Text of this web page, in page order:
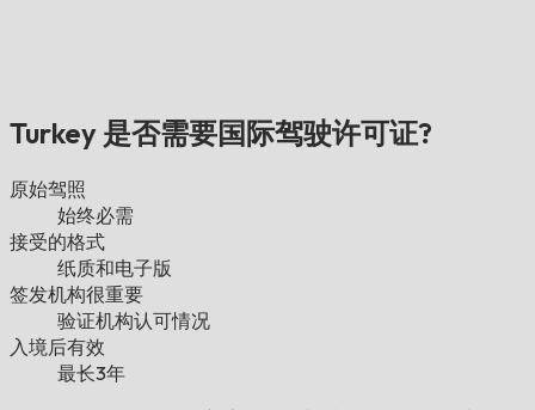
Turkey 是否需要国际驾驶许可证?
原始驾照
始终必需
接受的格式
纸质和电子版
签发机构很重要
验证机构认可情况
入境后有效
最长3年